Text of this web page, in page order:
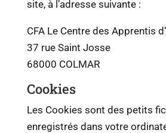
site, à l’adresse suivante :
CFA Le Centre des Apprentis
37 rue Saint Josse
68000 COLMAR
Cookies
Les Cookies sont des petits
enregistrés dans votre